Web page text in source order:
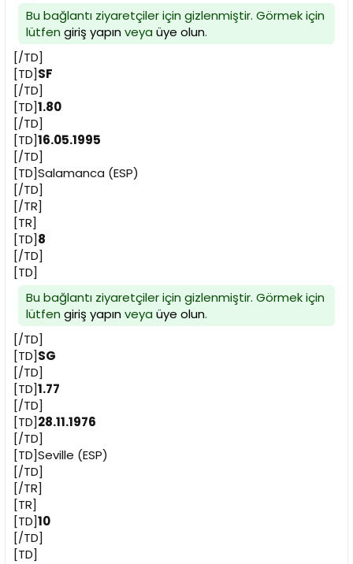
Bu bağlantı ziyaretçiler için gizlenmiştir. Görmek için
lütfen giriş yapınveya üye olun.
[/TD]
[TD]SF
[/TD]
[TD]1.80
[/TD]
[TD]16.05.1995
[/TD]
[TD]Salamanca (ESP)
[/TD]
[/TR]
[TR]
[TD]8
[/TD]
[TD]
Bu bağlantı ziyaretçiler için gizlenmiştir. Görmek için
lütfen giriş yapınveya üye olun.
[/TD]
[TD]SG
[/TD]
[TD]1.77
[/TD]
[TD]28.11.1976
[/TD]
[TD]Seville (ESP)
[/TD]
[/TR]
[TR]
[TD]10
[/TD]
[TD]